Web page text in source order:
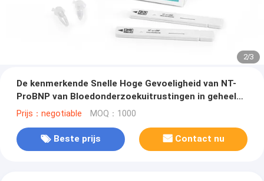
2/3
De kenmerkende Snelle Hoge Gevoeligheid van NT-
ProBNP van Bloedonderzoekuitrustingen in geheel
bloed, plasma en serum
Prijs：negotiable MOQ：1000
Beste prijs Contact nu